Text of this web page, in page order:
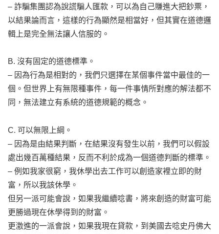
– 詐騙集團認為說謊騙人匯款，可以為自己賺進大把鈔票，
以結果論而言，這樣的行為顯然是相當好，但其實在道德邏
輯上是完全無法讓人信服的。
B. 沒有固定的道德標準。
– 因為行為是相對的，我們只選擇在某個事件當中最佳的一
個。但世界上有無限種事件，每一件事情所對應的解法都不
同，無法建立有系統的道德規範的概念。
C. 可以無限上綱。
– 因為是由結果判斷，在結果沒有發生以前，我們可以假設
處出幾百萬種結果，反而不利於成為一個道德判斷的標準。
– 例如我家很窮，我休學出去工作可以創造家裡立即的財
富，所以我該休學。
但另一派可能會說，如果我繼續唸書，將來創造的財富可能
更勝過現在休學得到的財富。
更激進的一派會說，如果我現在貸款，到美國去唸史丹佛大